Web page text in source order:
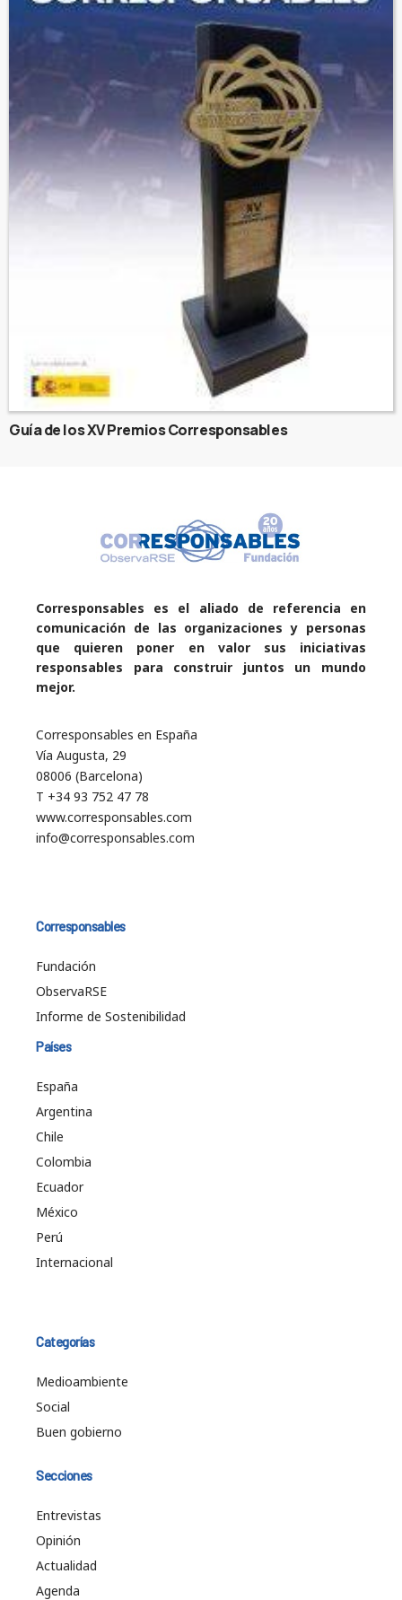
Guía de los XV Premios Corresponsables
Corresponsables es el aliado de referencia en
comunicación de las organizaciones y personas
que quieren poner en valor sus iniciativas
responsables para construir juntos un mundo
mejor.
Corresponsables en España
Vía Augusta, 29
08006 (Barcelona)
T +34 93 752 47 78
www.corresponsables.com
info@corresponsables.com
Corresponsables
Fundación
ObservaRSE
Informe de Sostenibilidad
Países
España
Argentina
Chile
Colombia
Ecuador
México
Perú
Internacional
Categorías
Medioambiente
Social
Buen gobierno
Secciones
Entrevistas
Opinión
Actualidad
Agenda